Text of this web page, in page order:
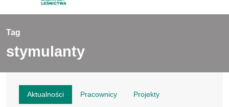
Tag
stymulanty
Aktualności Pracownicy Projekty